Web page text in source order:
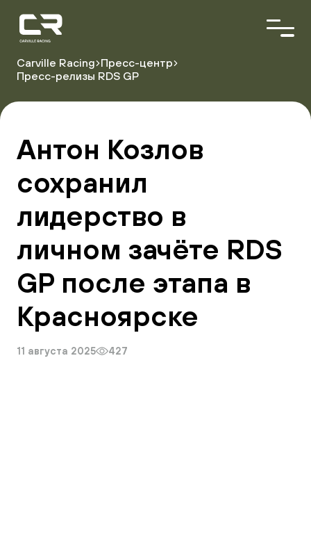
version="1.0"
encoding="utf-
О команде
Партнёры
Расписание гонок
Результаты
Галерея
Carville Racing Пресс-центр
Пресс-релизы RDS GP
Антон Козлов
сохранил
лидерство в
личном зачёте RDS
GP после этапа в
Красноярске
11 августа 2025 427